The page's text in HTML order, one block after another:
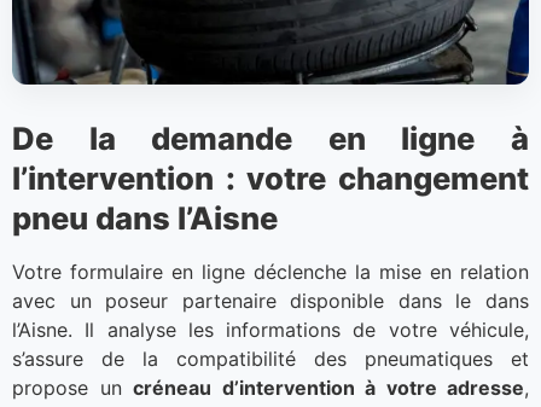
De la demande en ligne à
l’intervention : votre changement
pneu dans l’Aisne
Votre formulaire en ligne déclenche la mise en relation
avec un poseur partenaire disponible dans le dans
l’Aisne. Il analyse les informations de votre véhicule,
s’assure de la compatibilité des pneumatiques et
propose un créneau d’intervention à votre adresse,